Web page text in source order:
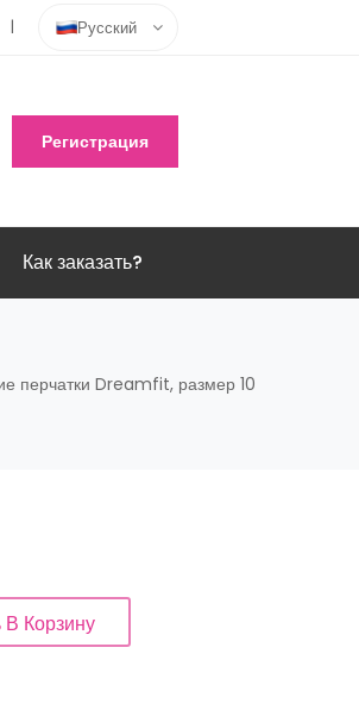
Русский
Регистрация
Как заказать?
перчатки Dreamfit, размер 10
Корзину